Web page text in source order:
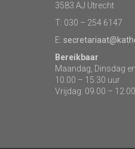
3583 AJ Utrecht
T: 030 – 254 6147
E:
Bereikbaar
Maandag, Dinsdag
10.00 – 15.30 uur
Vrijdag: 09.00 –